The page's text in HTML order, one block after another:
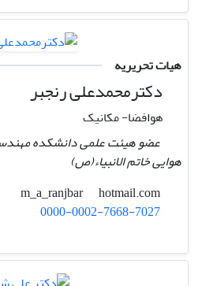
هیات تحریریه
دکترمحمدعلی رنجبر
هوافضا- مکانیک
عضو هیئت علمی دانشکده
هوایی خاتم الانبیاء(ص)
hotmail.com
0000-0002-7668-7027